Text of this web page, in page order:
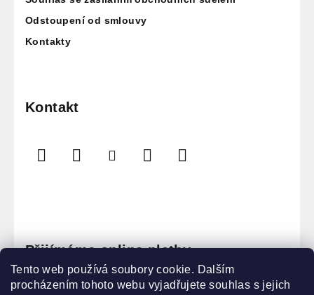
Tento web používá soubory cookie. Dalším
procházením tohoto webu vyjadřujete souhlas s jejich
Odstoupení od smlouvy
Kontakty
Kontakt
Přijímáme online platby